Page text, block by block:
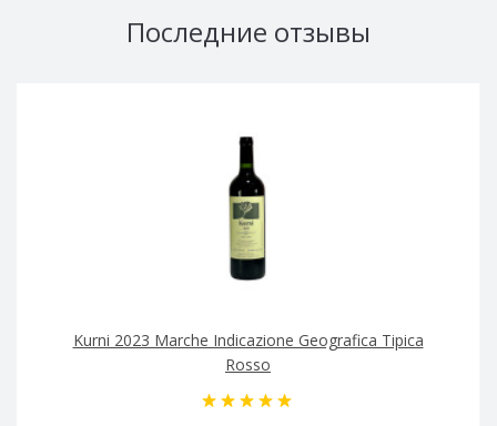
Последние отзывы
Kurni 2023 Marche Indicazione Geografica Tipica
Rosso